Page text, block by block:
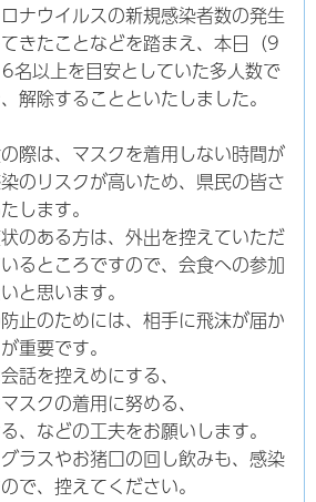
ナウイルスの新規感染者数の発生
きたことなどを踏まえ、本日（9
名以上を目安としていた多人数で
解除することといたしました。
際は、マスクを着用しない時間が
のリスクが高いため、県民の皆さ
します。
のある方は、外出を控えていただ
るところですので、会食への参加
と思います。
止のためには、相手に飛沫が届か
重要です。
話を控えめにする、
スクの着用に努める、
、などの工夫をお願いします。
ラスやお猪口の回し飲みも、感染
で、控えてください。